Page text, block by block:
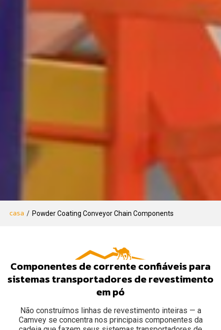
casa / Powder Coating Conveyor Chain Components
Componentes de corrente confiáveis para
sistemas transportadores de revestimento
em pó
Não construímos linhas de revestimento inteiras — a
Camvey se concentra nos principais componentes da